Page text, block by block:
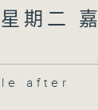
期二 嘉
after